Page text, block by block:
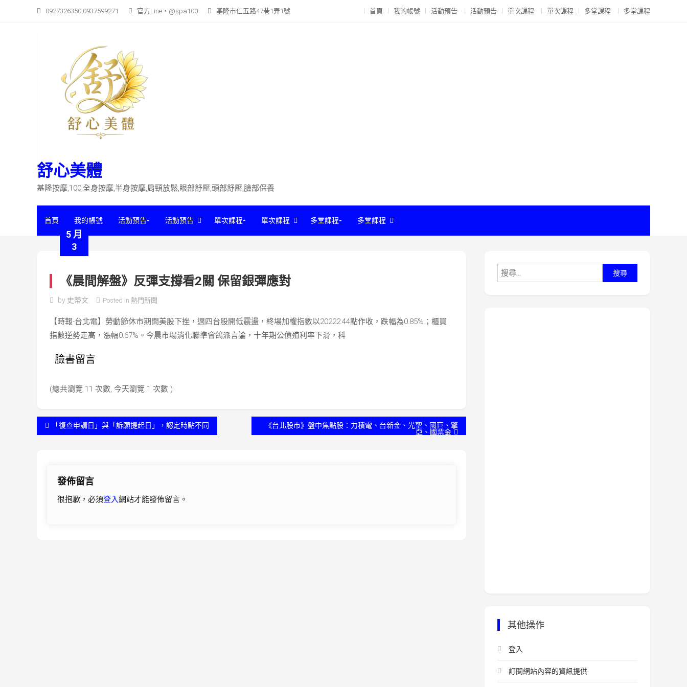
0927326350,0937599271 官方Line，@spa100 基隆市仁五路47巷1弄1號 首頁 我的帳號 活動預告- 活動預告 單次課程- 單次課程 多堂課程- 多堂課程
舒心美體
基隆按摩,100,全身按摩,半身按摩,肩頸放鬆,眼部舒壓,頭部舒壓,臉部保養
首頁 我的帳號 活動預告- 活動預告 單次課程- 單次課程 多堂課程- 多堂課程
5 月
3
《晨間解盤》反彈支撐看2關 保留銀彈應對
by 史蒂文 Posted in 熱門新聞
【時報-台北電】勞動節休市期間美股下挫，週四台股開低震盪，終場加權指數以20222.44點作收，跌幅為0.85%；櫃買
指數逆勢走高，漲幅0.67%。今晨市場消化聯準會鴿派言論，十年期公債殖利率下滑，科
臉書留言
(總共瀏覽 11 次數, 今天瀏覽 1 次數 )
文
「復查申請日」與「訴願提起日」，認定時點不同
《台北股市》盤中焦點股：力積電、台新金、光聖、國巨、擎
亞、國票金
發佈留言
很抱歉，必須登入網站才能發佈留言。
尋
其他操作
登入
訂閱網站內容的資訊提供